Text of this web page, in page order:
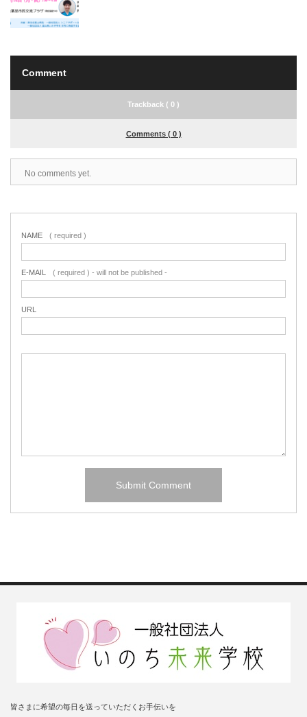
Comment
Trackback ( 0 )
Comments ( 0 )
No comments yet.
NAME ( required )
E-MAIL ( required ) - will not be published -
URL
皆さまに希望の毎日を送っていただくお手伝いを